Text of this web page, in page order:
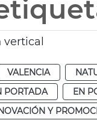
VALENCIA
PORTADA EN
Y